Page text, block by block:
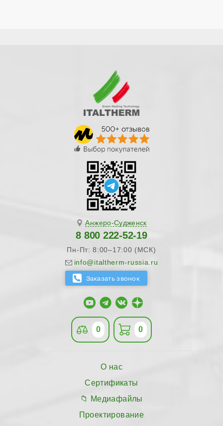
Анжеро-Судженск
8 800 222-52-19
Пн-Пт: 8:00–17:00 (МСК)
info@italtherm-russia.ru
0 0
О нас
Сертификаты
Медиафайлы
Проектирование